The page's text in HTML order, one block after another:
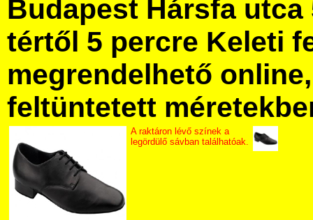
Budapest Hársfa utca
tértől 5 percre Keleti
megrendelhető
feltüntetett
A raktáron lévő színek a
legördülő sávban találhatóak.